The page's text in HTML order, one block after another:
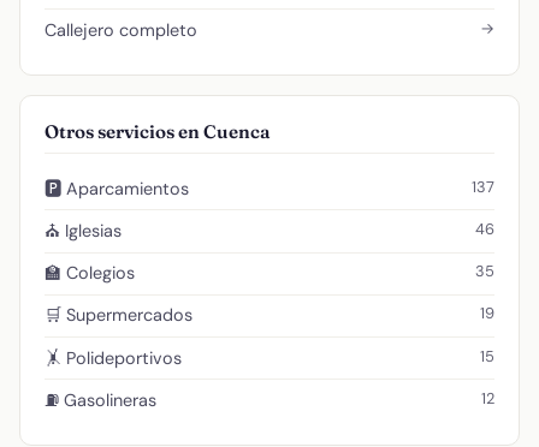
Callejero completo →
Otros servicios en Cuenca
🅿️ Aparcamientos 137
⛪ Iglesias 46
🏫 Colegios 35
🛒 Supermercados 19
🤸 Polideportivos 15
⛽ Gasolineras 12